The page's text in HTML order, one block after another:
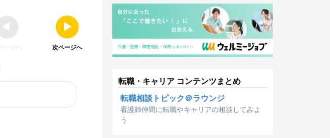
次ページへ
転職・キャリア コンテンツまとめ
転職相談トピック＠ラウンジ
看護師仲間に転職やキャリアの相談してみよ
う